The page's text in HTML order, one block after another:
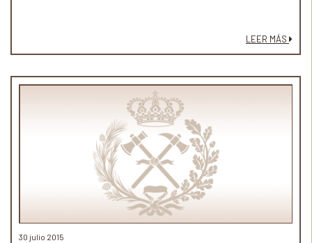
LEER MÁS
30 julio 2015